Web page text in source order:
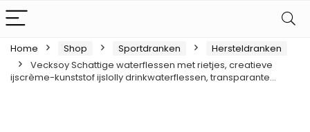
Home Shop Sportdranken
Hersteldranken
Vecksoy Schattige waterflessen met rietjes, creatieve
ijscrème-kunststof ijslolly drinkwaterflessen, transparante…